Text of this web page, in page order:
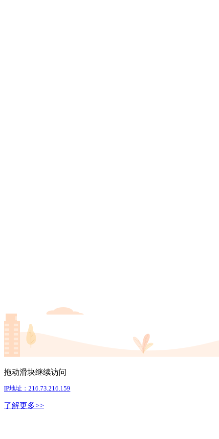
拖动滑块继续访问
IP地址：216.73.216.159
了解更多>>